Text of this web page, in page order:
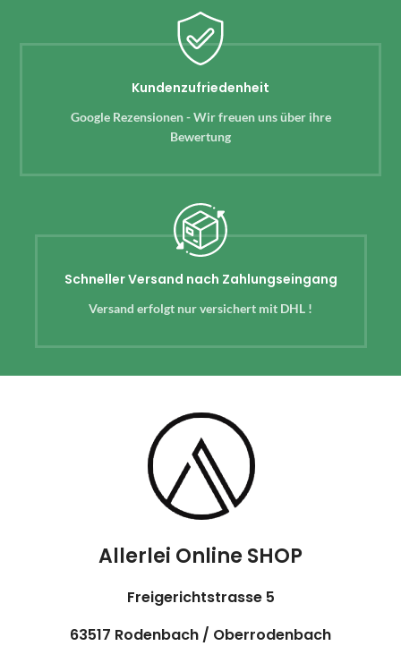
Kundenzufriedenheit
Google Rezensionen - Wir freuen uns über ihre
Bewertung
Schneller Versand nach Zahlungseingang
Versand erfolgt nur versichert mit DHL !
Allerlei Online SHOP
Freigerichtstrasse 5
63517 Rodenbach / Oberrodenbach